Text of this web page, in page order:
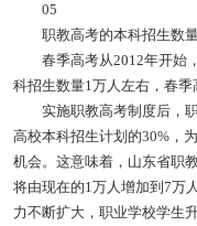
05
职教高考的本科招生数
春季高考从2012年开始
科招生数量1万人左右，春季
实施职教高考制度后，
高校本科招生计划的30%，
机会。这意味着，山东省职
将由现在的1万人增加到7万
力不断扩大，职业学校学生